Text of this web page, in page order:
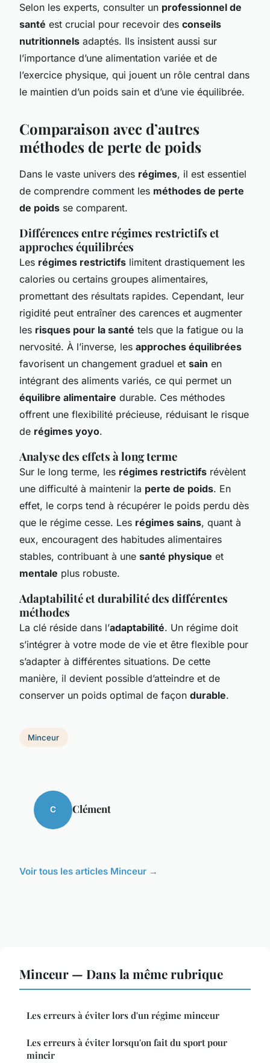
Selon les experts, consulter un professionnel de
santé est crucial pour recevoir des conseils
nutritionnels adaptés. Ils insistent aussi sur
l’importance d’une alimentation variée et de
l’exercice physique, qui jouent un rôle central dans
le maintien d’un poids sain et d’une vie équilibrée.
Comparaison avec d’autres
méthodes de perte de poids
Dans le vaste univers des régimes, il est essentiel
de comprendre comment les méthodes de perte
de poids se comparent.
Différences entre régimes restrictifs et
approches équilibrées
Les régimes restrictifs limitent drastiquement les
calories ou certains groupes alimentaires,
promettant des résultats rapides. Cependant, leur
rigidité peut entraîner des carences et augmenter
les risques pour la santé tels que la fatigue ou la
nervosité. À l’inverse, les approches équilibrées
favorisent un changement graduel et sain en
intégrant des aliments variés, ce qui permet un
équilibre alimentaire durable. Ces méthodes
offrent une flexibilité précieuse, réduisant le risque
de régimes yoyo.
Analyse des effets à long terme
Sur le long terme, les régimes restrictifs révèlent
une difficulté à maintenir la perte de poids. En
effet, le corps tend à récupérer le poids perdu dès
que le régime cesse. Les régimes sains, quant à
eux, encouragent des habitudes alimentaires
stables, contribuant à une santé physique et
mentale plus robuste.
Adaptabilité et durabilité des différentes
méthodes
La clé réside dans l’adaptabilité. Un régime doit
s’intégrer à votre mode de vie et être flexible pour
s’adapter à différentes situations. De cette
manière, il devient possible d’atteindre et de
conserver un poids optimal de façon durable.
Minceur
C Clément
Voir tous les articles Minceur →
Minceur — Dans la même rubrique
Les erreurs à éviter lors d'un régime minceur
Les erreurs à éviter lorsqu'on fait du sport pour
mincir